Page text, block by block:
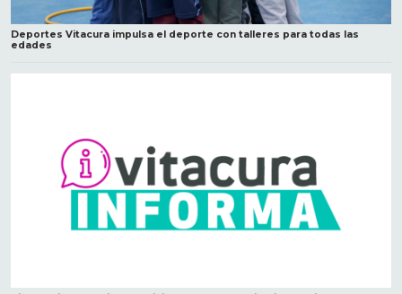
Deportes Vitacura impulsa el deporte con talleres para todas las
edades